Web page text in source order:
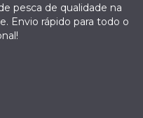
pesca de qualidade na
Envio rápido para todo o